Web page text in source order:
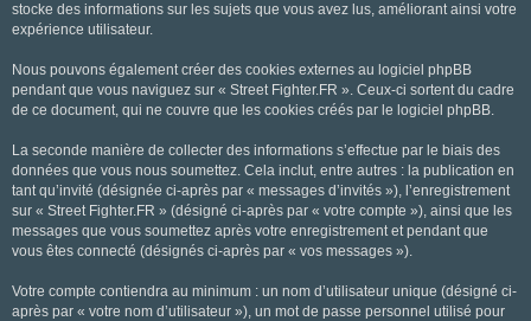
stocke des informations sur les sujets que vous avez lus, améliorant ainsi votre
expérience utilisateur.
Nous pouvons également créer des cookies externes au logiciel phpBB
pendant que vous naviguez sur « Street Fighter.FR ». Ceux-ci sortent du cadre
de ce document, qui ne couvre que les cookies créés par le logiciel phpBB.
La seconde manière de collecter des informations s’effectue par le biais des
données que vous nous soumettez. Cela inclut, entre autres : la publication en
tant qu’invité (désignée ci-après par « messages d’invités »), l’enregistrement
sur « Street Fighter.FR » (désigné ci-après par « votre compte »), ainsi que les
messages que vous soumettez après votre enregistrement et pendant que
vous êtes connecté (désignés ci-après par « vos messages »).
Votre compte contiendra au minimum : un nom d’utilisateur unique (désigné ci-
après par « votre nom d’utilisateur »), un mot de passe personnel utilisé pour